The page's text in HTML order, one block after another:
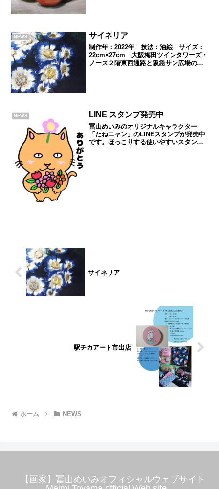
NEWS サイネリア
制作年：2022年 技法：油絵 サイズ：
22cm×27cm 大阪梅田ツインタワーズ・
ノース２階東西通路と阪急サン広場の
NEWS LINE スタンプ発売中
冨山めいみのオリジナルキャラクター
「たねニャン」のLINEスタンプが発売中
です。ほっこりする使いやすいスタンプ
サイネリア
駅チカアート市出店
ホーム NEWS
【画家】冨山めいみオフィシャルウェブサイト